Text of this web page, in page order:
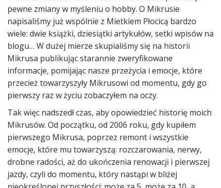
pewne zmiany w myśleniu o hobby. O Mikrusie
napisaliśmy już wspólnie z Mietkiem Płocicą bardzo
wiele: dwie książki, dziesiątki artykułów, setki wpisów na
blogu… W dużej mierze skupialiśmy się na historii
Mikrusa publikując starannie zweryfikowane
informacje, pomijając nasze przeżycia i emocje, które
przecież towarzyszyły Mikrusowi od momentu, gdy go
pierwszy raz w życiu zobaczyłem na oczy.
Tak więc nadszedł czas, aby opowiedzieć historię moich
Mikrusów. Od początku, od 2006 roku, gdy kupiłem
pierwszego Mikrusa, poprzez remont i wszystkie
emocje, które mu towarzyszą: rozczarowania, nerwy,
drobne radości, aż do ukończenia renowacji i pierwszej
jazdy, czyli do momentu, który nastąpi w bliżej